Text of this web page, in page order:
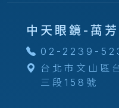
中天眼鏡-萬芳
02-2239-
台北市文山區
三段158號